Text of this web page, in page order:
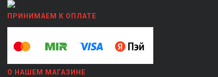
ПРИНИМАЕМ К ОПЛАТЕ
О НАШЕМ МАГАЗИНЕ